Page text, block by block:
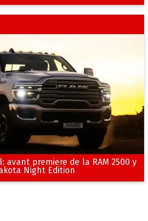
avant premiere de la RAM 2500 y
Night Edition